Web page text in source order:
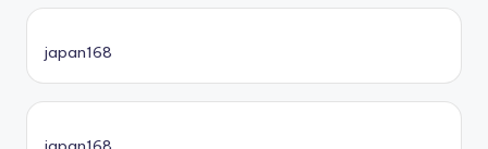
japan168